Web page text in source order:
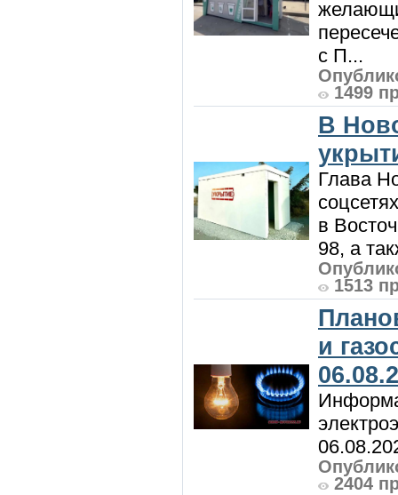
с П...
1499
В
Глава
в
98, а
1513
и
2404